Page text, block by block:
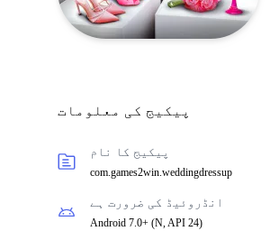
پیکیج کی معلومات
پیکیج کا نام
com.games2win.weddingdressup
انڈروئیڈ کی ضرورت ہے
Android 7.0+ (N, API 24)